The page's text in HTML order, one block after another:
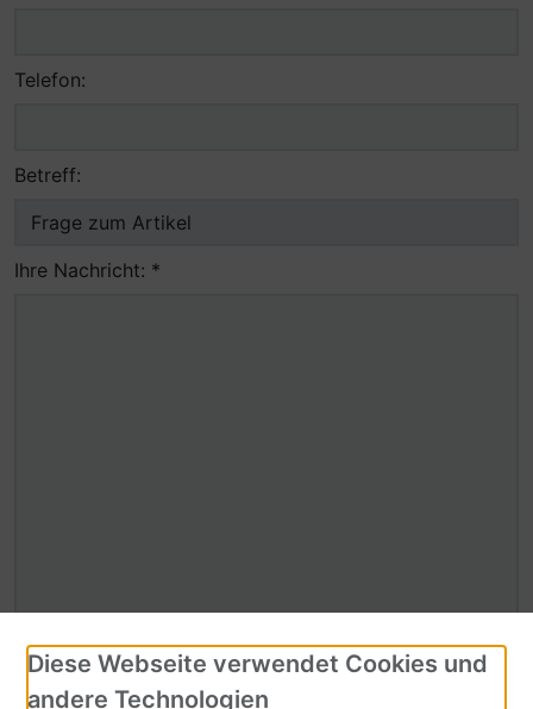
Telefon:
Betreff:
Ihre Nachricht: *
Sicherheitscode
Diese Webseite verwendet Cookies und
andere Technologien